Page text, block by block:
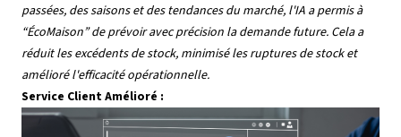
passées, des saisons et des tendances du marché, l'IA a permis à
“ÉcoMaison” de prévoir avec précision la demande future. Cela a
réduit les excédents de stock, minimisé les ruptures de stock et
amélioré l'efficacité opérationnelle.
Service Client Amélioré :